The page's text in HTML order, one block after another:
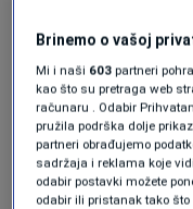
uspostavljene.
"Osoblje
zahvaljuje se
usluga na
Brinemo o vašoj
Mi i naši 603 partneri
kao što su pretraga web
računaru . Odabir
pružila podrška dolje
partneri obrađujemo
sadržaja i reklama koje
odabir postavki možete
odabir ili pristanak tako